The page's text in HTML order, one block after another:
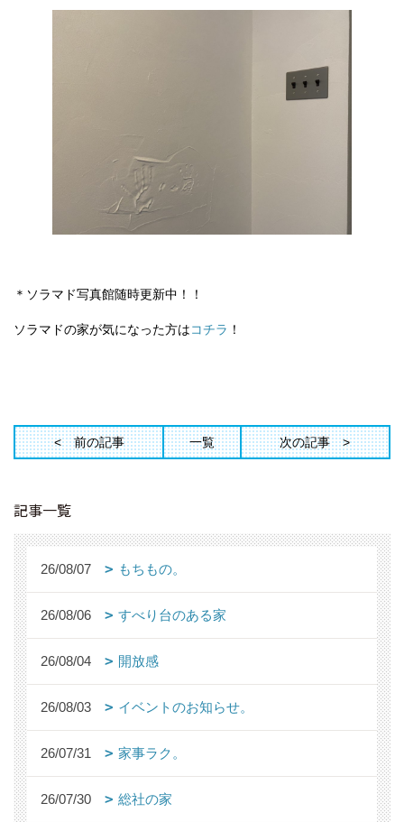
＊ソラマド写真館随時更新中！！
ソラマドの家が気になった方はコチラ ！
前の記事 一覧 次の記事
記事一覧
26/08/07 もちもの。
26/08/06 すべり台のある家
26/08/04 開放感
26/08/03 イベントのお知らせ。
26/07/31 家事ラク。
26/07/30 総社の家